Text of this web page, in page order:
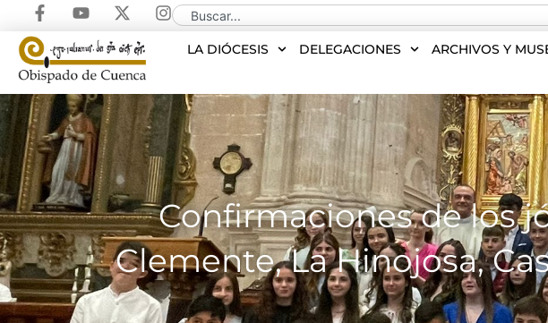
LA DIÓCESIS DELEGACIONES ARCHIVOS Y
Confirmaciones de los
Clemente, La Hinojosa,